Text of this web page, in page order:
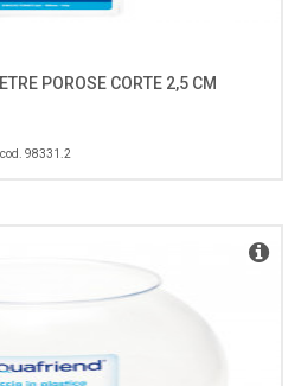
POROSE CORTE 2,5 CM
cod. 98331.2